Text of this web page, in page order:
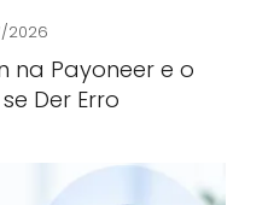
2026
na Payoneer e o
Der Erro